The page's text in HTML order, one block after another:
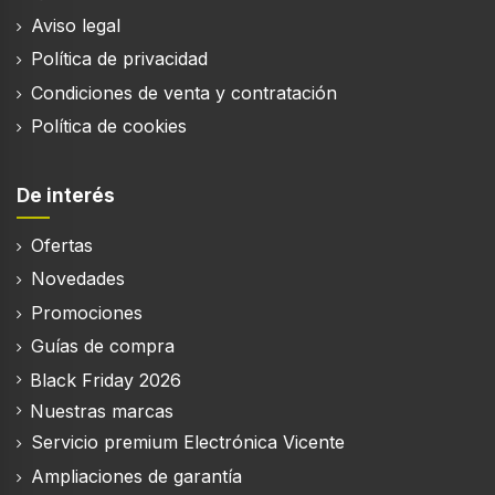
No contiene
Aviso legal
Política de privacidad
Condiciones de venta y contratación
Política de cookies
De interés
Ofertas
Novedades
Promociones
Guías de compra
Black Friday 2026
Nuestras marcas
Servicio premium Electrónica Vicente
Ampliaciones de garantía